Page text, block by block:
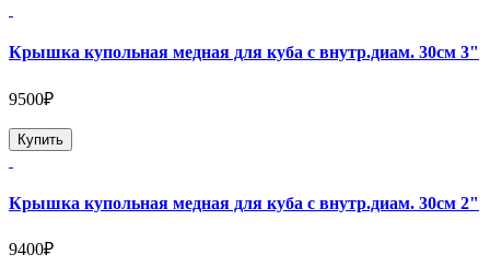
Крышка купольная медная для куба с внутр.диам. 30см 3"
9500₽
Купить
Крышка купольная медная для куба с внутр.диам. 30см 2"
9400₽